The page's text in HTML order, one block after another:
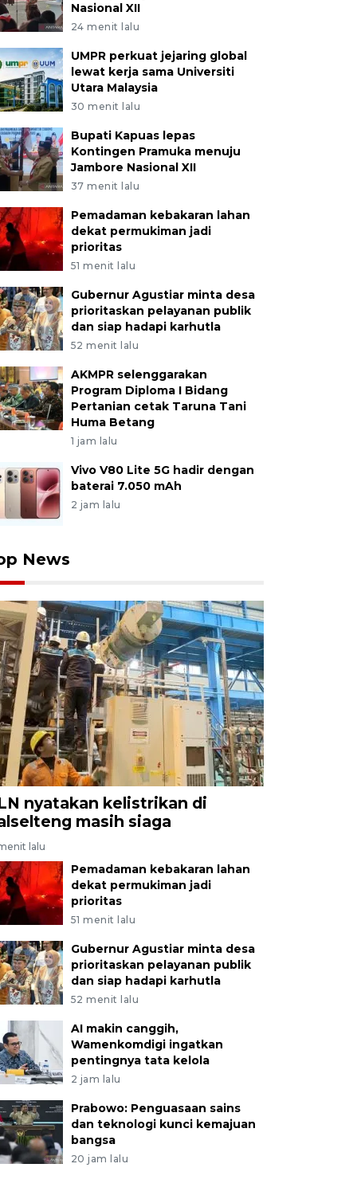
Nasional XII
24 menit lalu
UMPR perkuat jejaring global
lewat kerja sama Universiti
Utara Malaysia
30 menit lalu
Bupati Kapuas lepas
Kontingen Pramuka menuju
Jambore Nasional XII
37 menit lalu
Pemadaman kebakaran lahan
dekat permukiman jadi
prioritas
51 menit lalu
Gubernur Agustiar minta desa
prioritaskan pelayanan publik
dan siap hadapi karhutla
52 menit lalu
AKMPR selenggarakan
Program Diploma I Bidang
Pertanian cetak Taruna Tani
Huma Betang
1 jam lalu
Vivo V80 Lite 5G hadir dengan
baterai 7.050 mAh
2 jam lalu
News
nyatakan kelistrikan di
masih siaga
lalu
Pemadaman kebakaran lahan
dekat permukiman jadi
prioritas
51 menit lalu
Gubernur Agustiar minta desa
prioritaskan pelayanan publik
dan siap hadapi karhutla
52 menit lalu
AI makin canggih,
Wamenkomdigi ingatkan
pentingnya tata kelola
2 jam lalu
Prabowo: Penguasaan sains
dan teknologi kunci kemajuan
bangsa
20 jam lalu